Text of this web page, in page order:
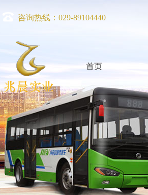
咨询热线：029-89104440
首页